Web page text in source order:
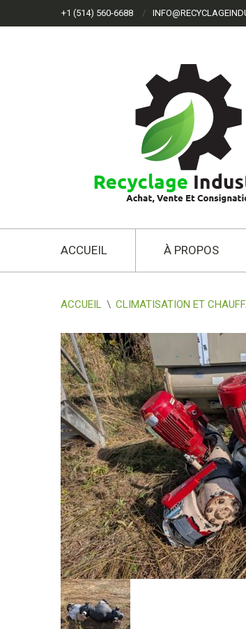
+1 (514) 560-6688
ACCUEIL À PROPOS
ACCUEIL \ CLIMATISATION ET